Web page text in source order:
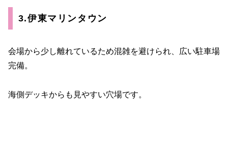
3.伊東マリンタウン
会場から少し離れているため混雑を避けられ、広い駐車場
完備。
海側デッキからも見やすい穴場です。